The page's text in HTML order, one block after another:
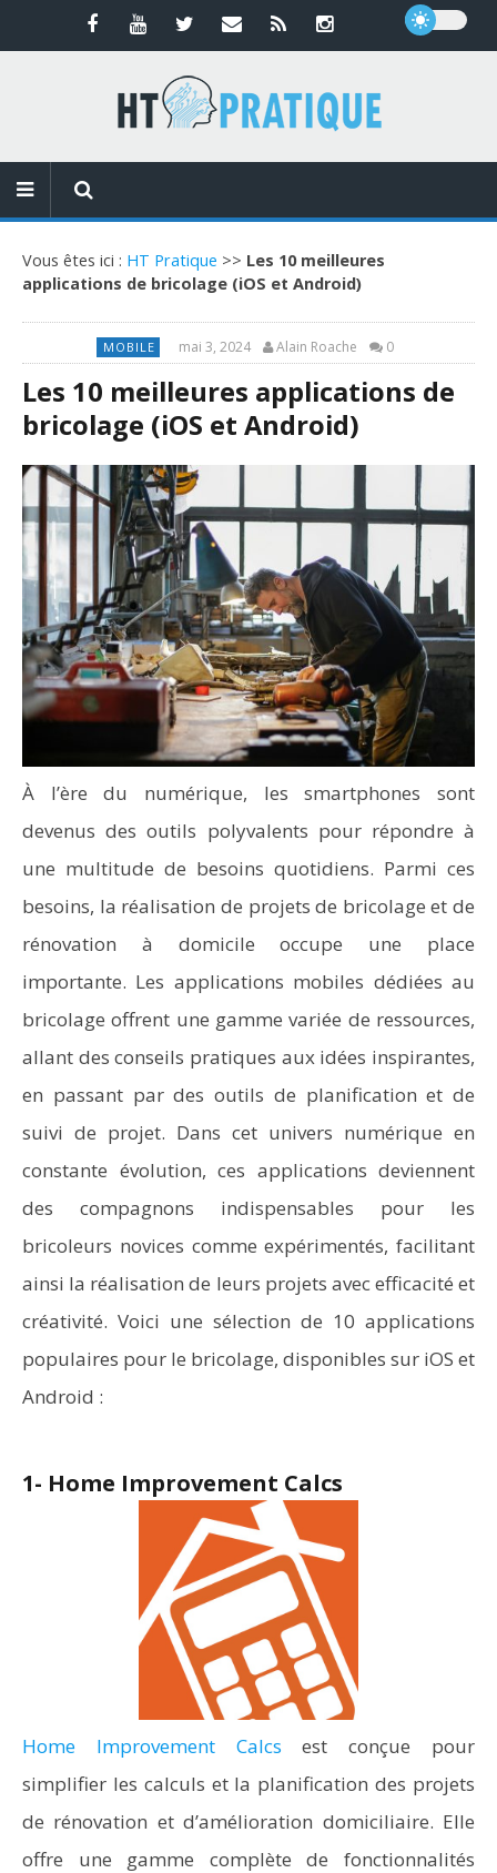
Vous êtes ici : HT Pratique >> Les 10 meilleures
applications de bricolage (iOS et Android)
MOBILE mai 3, 2024 Alain Roache 0
Les 10 meilleures applications de
bricolage (iOS et Android)
À l’ère du numérique, les smartphones sont
devenus des outils polyvalents pour répondre à
une multitude de besoins quotidiens. Parmi ces
besoins, la réalisation de projets de bricolage et de
rénovation à domicile occupe une place
importante. Les applications mobiles dédiées au
bricolage offrent une gamme variée de ressources,
allant des conseils pratiques aux idées inspirantes,
en passant par des outils de planification et de
suivi de projet. Dans cet univers numérique en
constante évolution, ces applications deviennent
des compagnons indispensables pour les
bricoleurs novices comme expérimentés, facilitant
ainsi la réalisation de leurs projets avec efficacité et
créativité. Voici une sélection de 10 applications
populaires pour le bricolage, disponibles sur iOS et
Android :
1- Home Improvement Calcs
Home Improvement Calcs est conçue pour
simplifier les calculs et la planification des projets
de rénovation et d’amélioration domiciliaire. Elle
offre une gamme complète de fonctionnalités